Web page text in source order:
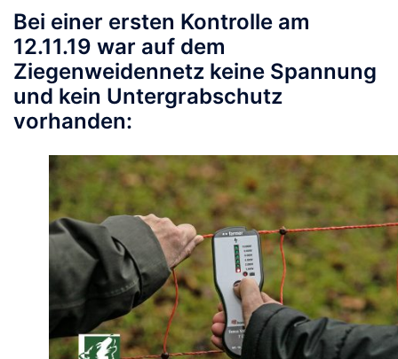
Bei einer ersten Kontrolle am
12.11.19 war auf dem
Ziegenweidennetz keine Spannung
und kein Untergrabschutz
vorhanden: